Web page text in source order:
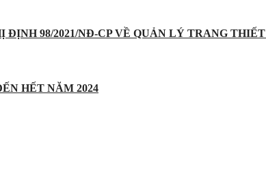
ĐỊNH 98/2021/NĐ-CP VỀ QUẢN LÝ TRANG
HẾT NĂM 2024